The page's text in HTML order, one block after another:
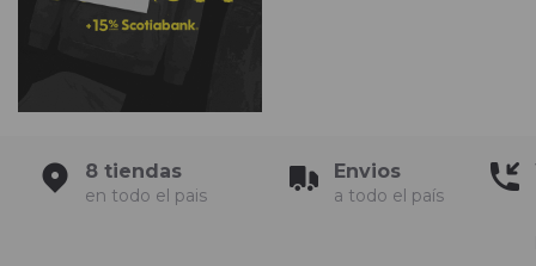
8 tiendas
en todo el pais
Envios
a todo el país